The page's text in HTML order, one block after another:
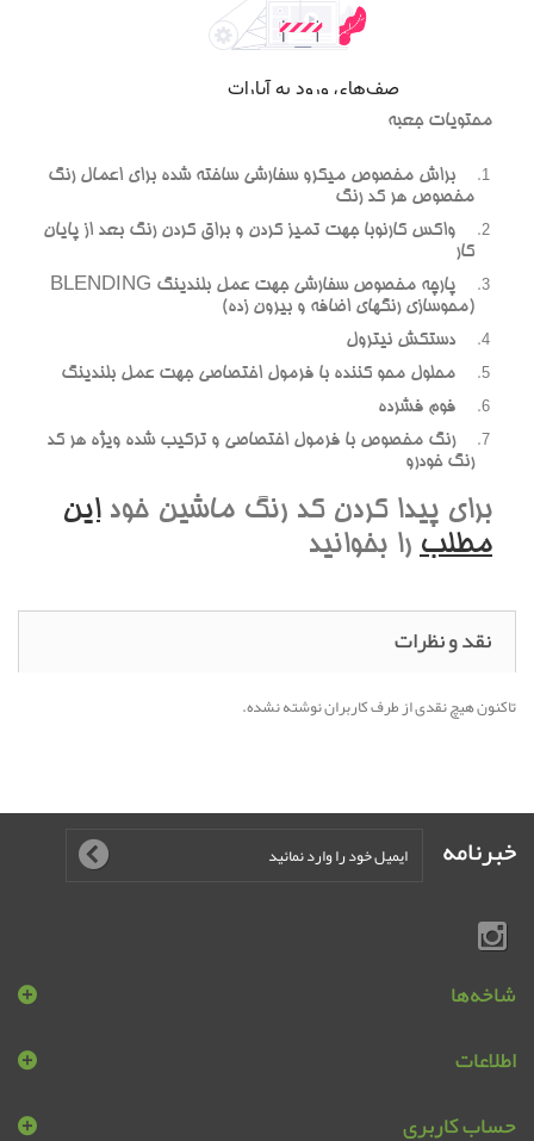
محتويات جعبه
براش مخصوص ميکرو سفارشي ساخته شده براي اعمال رنگ
مخصوص هر کد رنگ
واکس کارنوبا جهت تميز کردن و براق کردن رنگ بعد از پايان
کار
پارچه مخصوص سفارشي جهت عمل بلندينگ BLENDING
(محوسازي رنگهاي اضافه و بيرون زده)
دستکش نيترول
محلول محو کننده با فرمول اختصاصي جهت عمل بلندينگ
فوم فشرده
رنگ مخصوص با فرمول اختصاصي و ترکيب شده ويژه هر کد
رنگ خودرو
براي پيدا کردن کد رنگ ماشين خوداين
مطلب را بخوانيد
نقد و نظرات
تاکنون هیچ نقدی از طرف کاربران نوشته نشده.
خبرنامه
شاخه‌ها
اطلاعات
حساب کاربری